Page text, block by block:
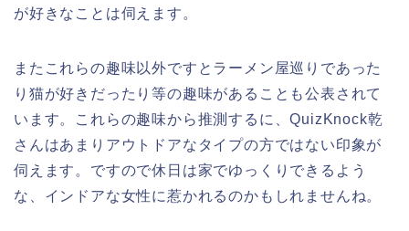
が好きなことは伺えます。
またこれらの趣味以外ですとラーメン屋巡りであった
り猫が好きだったり等の趣味があることも公表されて
います。これらの趣味から推測するに、QuizKnock乾
さんはあまりアウトドアなタイプの方ではない印象が
伺えます。ですので休日は家でゆっくりできるよう
な、インドアな女性に惹かれるのかもしれませんね。